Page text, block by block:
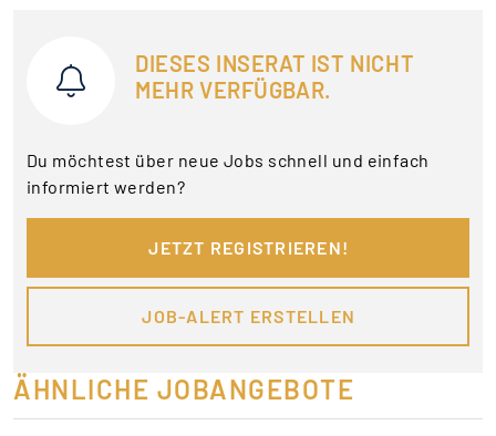
DIESES INSERAT IST NICHT
MEHR VERFÜGBAR.
Du möchtest über neue Jobs schnell und einfach
informiert werden?
JETZT REGISTRIEREN!
JOB-ALERT ERSTELLEN
ÄHNLICHE JOBANGEBOTE